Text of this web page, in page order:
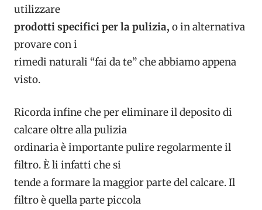
utilizzare
prodotti specifici per la pulizia, o in alternativa
provare con i
rimedi naturali “fai da te” che abbiamo appena
visto.
Ricorda infine che per eliminare il deposito di
calcare oltre alla pulizia
ordinaria è importante pulire regolarmente il
filtro. È li infatti che si
tende a formare la maggior parte del calcare. Il
filtro è quella parte piccola